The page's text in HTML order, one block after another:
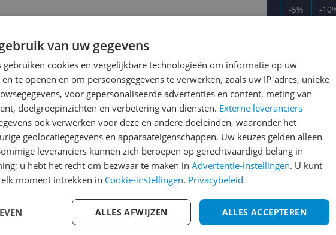
-5% -
Reviews
Er zijn nog geen reviews geschreven
Heb jij dit product in bezit en wil je graag
met het schrijven van je review.
een review gemiddeld tussen de 3 en 10
andere bezoekers een betere keuze te
van uw gegevens
gebruiken cookies en vergelijkbare technologieën om informatie op uw
te openen en om persoonsgegevens te verwerken, zoals uw IP-adres, unieke
voor gepersonaliseerde advertenties en content, meting van
doelgroepinzichten en verbetering van diensten. Externe leveranciers
ook verwerken voor deze en andere doeleinden, waaronder het
geolocatiegegevens en apparaateigenschappen. Uw keuzes gelden alleen
leveranciers kunnen zich beroepen op gerechtvaardigd belang in
u hebt het recht om bezwaar te maken in Advertentie-instellingen. U kunt
moment intrekken in Cookie-instellingen. Privacybeleid
ALLES ACCEPTEREN
ALLES AFWIJZEN